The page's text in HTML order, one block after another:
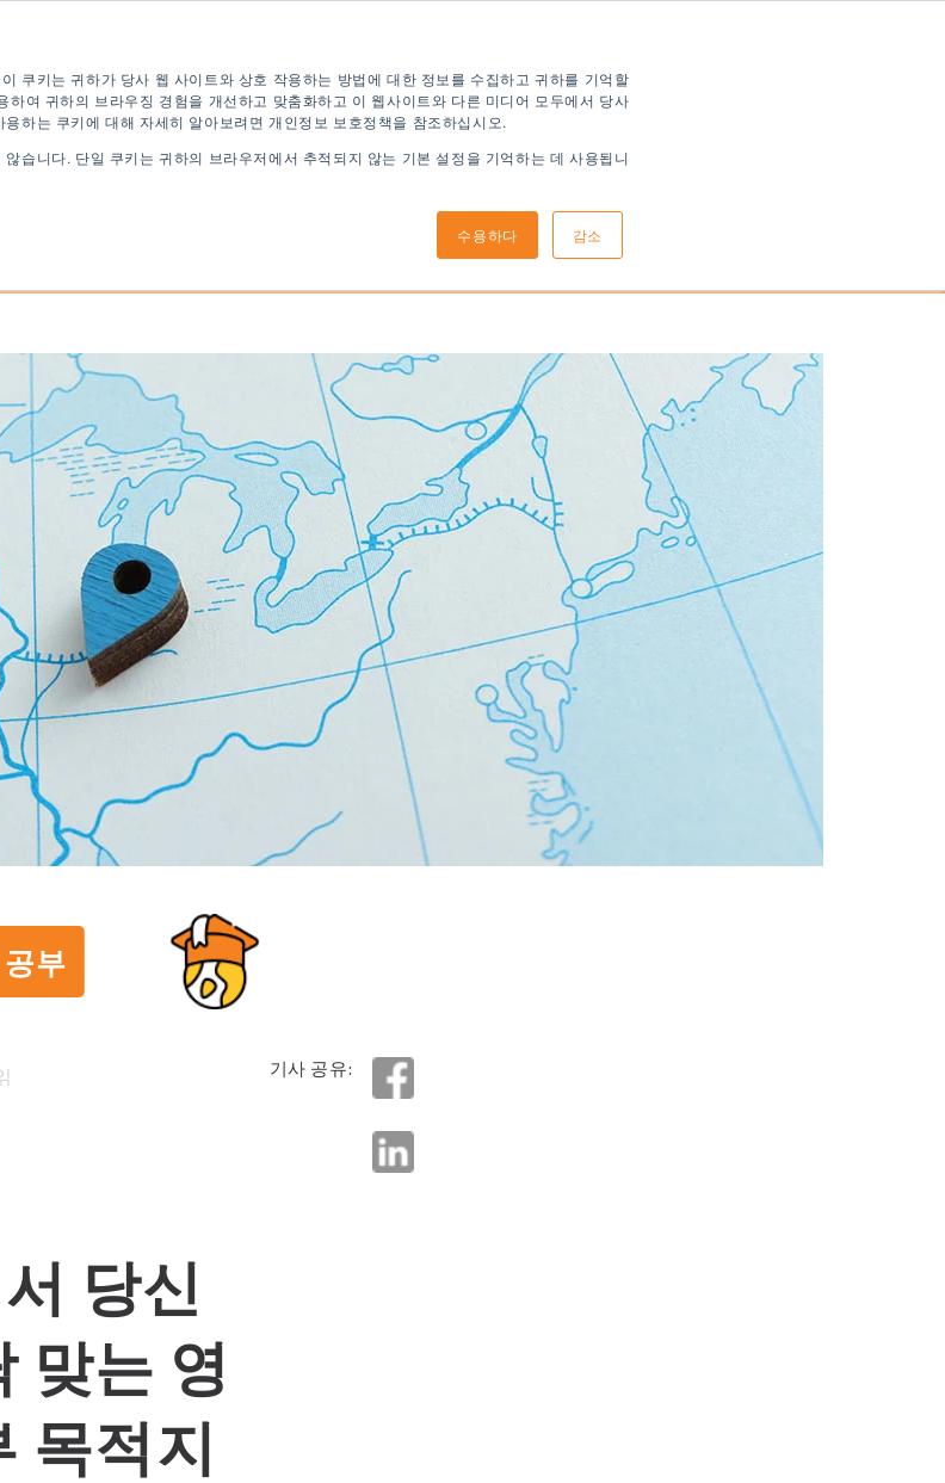
쿠키는 귀하가 당사 웹 사이트와 상호 작용하는 방법에 대한 정보를 수집하고 귀하를 기억할
여 귀하의 브라우징 경험을 개선하고 맞춤화하고 이 웹사이트와 다른 미디어 모두에서 당사
하는 쿠키에 대해 자세히 알아보려면 개인정보 보호정책을 참조하십시오.
습니다. 단일 쿠키는 귀하의 브라우저에서 추적되지 않는 기본 설정을 기억하는 데 사용됩니
수용하다 감소
신청 방법
부
당신
맞는 영
목적지
기사 공유: